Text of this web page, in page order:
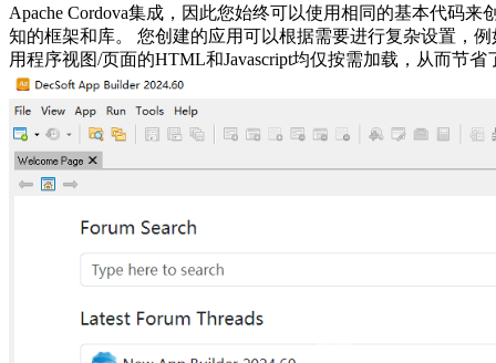
Apache Cordova集成，因此您始终可以使用相同的基本代码
知的框架和库。 您创建的应用可以根据需要进行复杂设置，
用程序视图/页面的HTML和Javascript均仅按需加载，从而节